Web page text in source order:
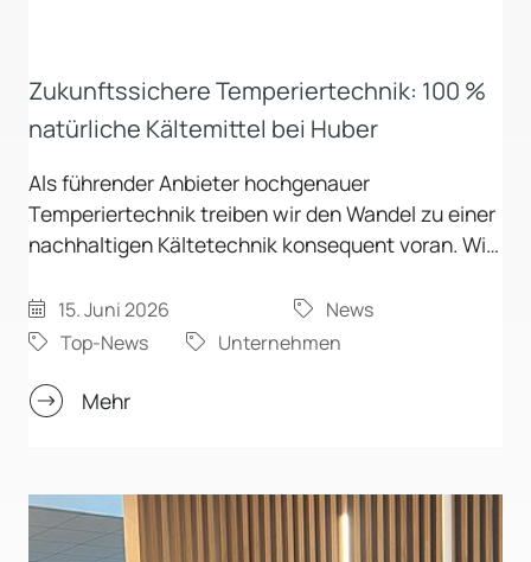
Zukunftssichere Temperiertechnik: 100 %
natürliche Kältemittel bei Huber
Als führender Anbieter hochgenauer
Temperiertechnik treiben wir den Wandel zu einer
nachhaltigen Kältetechnik konsequent voran. Wir
vollzogen: Der Vertrieb von Temperiergeräten mit
synthetischen Kältemitteln wurde eingestellt.
umweltfreundliche, natürliche Kältemittel
15. Juni 2026
News
Top-News
Unternehmen
Mehr